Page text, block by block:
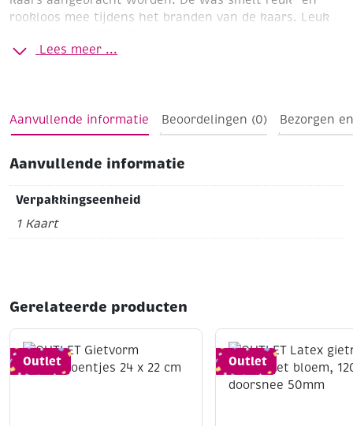
rookloos mee tijdens het branden van de kaars. Leuk
ook voor het maken van een mooie kaars voor vader-
(blauwe druiven)Leuk te combineren met
kaarsenpennen en versierwas
Lees meer ...
Aanvullende informatie Beoordelingen (0) Bezorgen
Aanvullende informatie
Verpakkingseenheid
1 Kaart
Gerelateerde producten
Outlet Outlet